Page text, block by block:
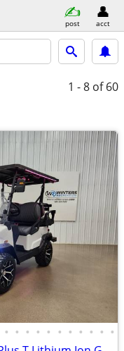
post acct
1 - 8 of 60
• • • • • • • • • • •